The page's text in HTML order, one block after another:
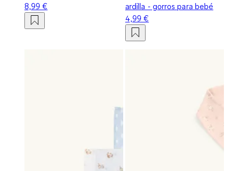
8,99 €
ardilla - gorros para bebé
4,99 €